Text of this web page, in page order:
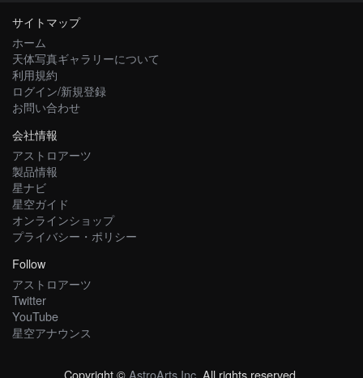
サイトマップ
ホーム
天体写真ギャラリーについて
利用規約
ログイン/新規登録
お問い合わせ
会社情報
アストロアーツ
製品情報
星ナビ
星空ガイド
オンラインショップ
プライバシー・ポリシー
Follow
アストロアーツ
Twitter
YouTube
星空アナウンス
Copyright © AstroArts Inc . All rights reserved.